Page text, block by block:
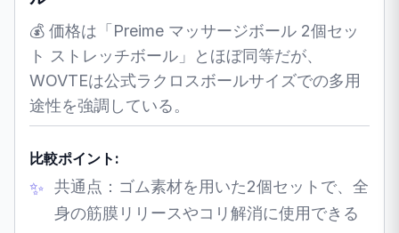
💰 価格は「Preime マッサージボール 2個セッ
ト ストレッチボール」とほぼ同等だが、
WOVTEは公式ラクロスボールサイズでの多用
途性を強調している。
比較ポイント:
共通点：ゴム素材を用いた2個セットで、全
身の筋膜リリースやコリ解消に使用できる